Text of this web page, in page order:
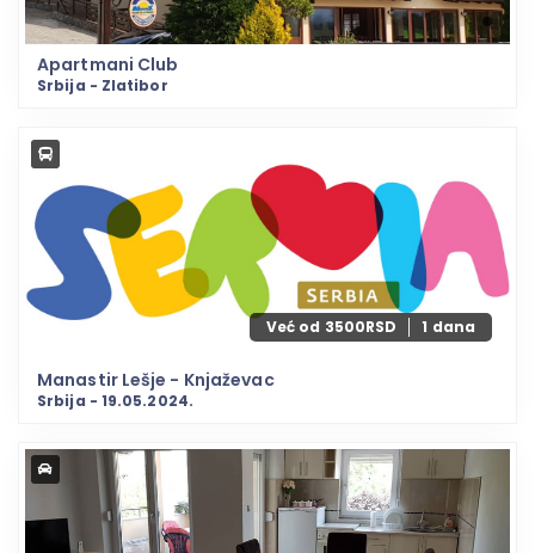
Apartmani Club
Srbija - Zlatibor
Već od 3500RSD 1 dana
Manastir Lešje - Knjaževac
Srbija - 19.05.2024.